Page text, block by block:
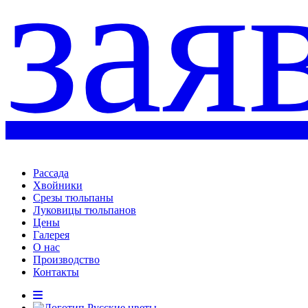
Рассада
Хвойники
Срезы тюльпаны
Луковицы тюльпанов
Цены
Галерея
О нас
Производство
Контакты